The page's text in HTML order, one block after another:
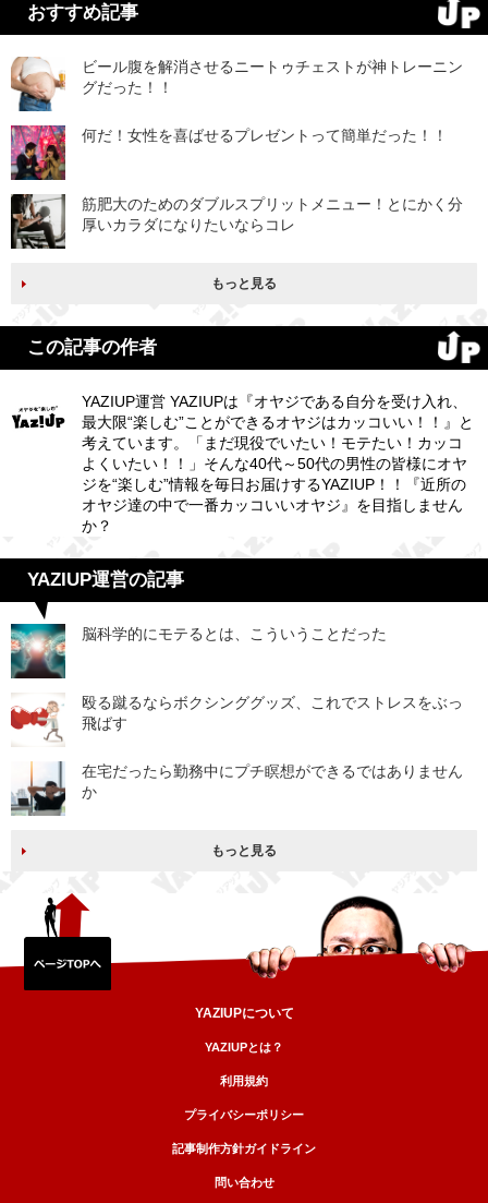
おすすめ記事
ビール腹を解消させるニートゥチェストが神トレーニン
グだった！！
何だ！女性を喜ばせるプレゼントって簡単だった！！
筋肥大のためのダブルスプリットメニュー！とにかく分
厚いカラダになりたいならコレ
もっと見る
この記事の作者
YAZIUP運営 YAZIUPは『オヤジである自分を受け入れ、
最大限“楽しむ”ことができるオヤジはカッコいい！！』と
考えています。「まだ現役でいたい！モテたい！カッコ
よくいたい！！」そんな40代～50代の男性の皆様にオヤ
ジを“楽しむ”情報を毎日お届けするYAZIUP！！『近所の
オヤジ達の中で一番カッコいいオヤジ』を目指しません
か？
YAZIUP運営の記事
脳科学的にモテるとは、こういうことだった
殴る蹴るならボクシンググッズ、これでストレスをぶっ
飛ばす
在宅だったら勤務中にプチ瞑想ができるではありません
か
もっと見る
YAZIUPについて
YAZIUPとは？
利用規約
プライバシーポリシー
記事制作方針ガイドライン
問い合わせ